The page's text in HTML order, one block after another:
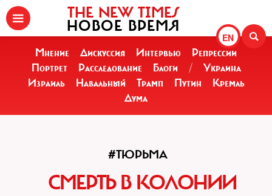
EN
THE NEW TIMES
НОВОЕ ВРЕМЯ
Мнение Дискуссия Интервью
Репрессии
Портрет
Расследование Блоги /
Украина
Израиль
Навальный Трамп Путин
Кремль
Дума
#ТЮРЬМА
СМЕРТЬ В КОЛОНИИ